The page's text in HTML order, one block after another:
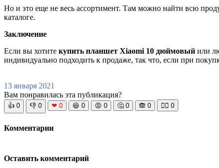
Но и это еще не весь ассортимент. Там можно найти всю
каталоге.
Заключение
Если вы хотите купить планшет Xiaomi 10 дюймовый или
индивидуально подходить к продаже, так что, если при
13 января 2021
Вам понравилась эта публикация?
👍 0 👎 0 ❤ 0 😆 0 😡 0 🤔 0 🙈 0 🧘‍♀️ 0
Комментарии
Оставить комментарий